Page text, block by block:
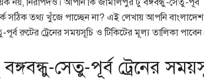
সঠিক তথ্য খুঁজে পাচ্ছেন না? এই লেখায় আপনি
রুটের ট্রেনের সময়সূচি ও টিকিটের মূল্য তালিকা পাবেন।
সেতু-পূর্ব ট্রেনের